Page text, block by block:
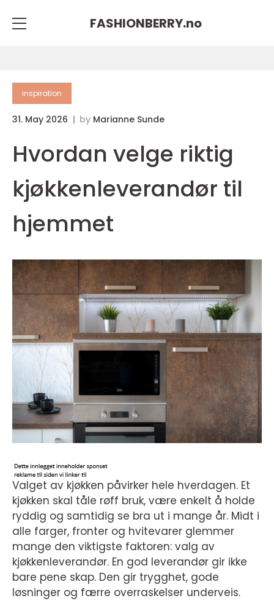
FASHIONBERRY.no
inspiration
31. May 2026 by Marianne Sunde
Hvordan velge riktig
kjøkkenleverandør til
hjemmet
Valget av kjøkken påvirker hele hverdagen. Et
kjøkken skal tåle røff bruk, være enkelt å holde
ryddig og samtidig se bra ut i mange år. Midt i
alle farger, fronter og hvitevarer glemmer
mange den viktigste faktoren: valg av
kjøkkenleverandør. En god leverandør gir ikke
bare pene skap. Den gir trygghet, gode
løsninger og færre overraskelser underveis.